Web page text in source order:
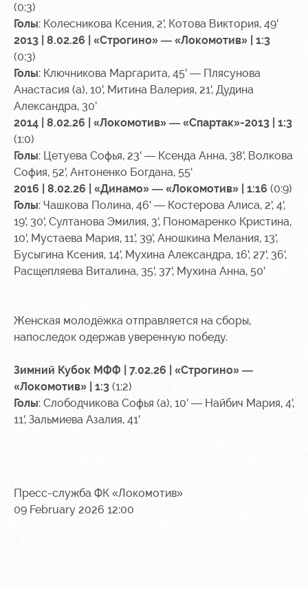
(0:3)
Голы: Колесникова Ксения, 2', Котова Виктория, 49'
2013 | 8.02.26 | «Строгино» — «Локомотив» | 1:3
(0:3)
Голы: Ключникова Маргарита, 45' — Плясунова
Анастасия (а), 10', Митина Валерия, 21', Дудина
Александра, 30'
2014 | 8.02.26 | «Локомотив» — «Спартак»-2013 | 1:3
(1:0)
Голы: Цетуева Софья, 23' — Ксенда Анна, 38', Волкова
София, 52', Антоненко Богдана, 55'
2016 | 8.02.26 | «Динамо» — «Локомотив» | 1:16 (0:9)
Голы: Чашкова Полина, 46' — Костерова Алиса, 2', 4',
19', 30', Султанова Эмилия, 3', Пономаренко Кристина,
10', Мустаева Мария, 11', 39', Аношкина Мелания, 13',
Бусыгина Ксения, 14', Мухина Александра, 16', 27', 36',
Расщепляева Виталина, 35', 37', Мухина Анна, 50'
Женская молодёжка отправляется на сборы,
напоследок одержав уверенную победу.
Зимний Кубок МФФ | 7.02.26 | «Строгино» —
«Локомотив» | 1:3 (1:2)
Голы: Слободчикова Софья (а), 10' — Найбич Мария, 4',
11', Зальмиева Азалия, 41'
Пресс-служба ФК «Локомотив»
09 February 2026 12:00